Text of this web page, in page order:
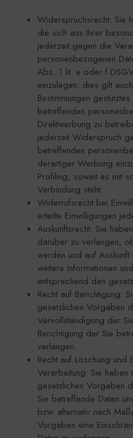
Widerspruchsrecht: Sie
die sich aus Ihrer
jederzeit gegen die
personenbezogenen
Abs. 1 lit. e oder f
einzulegen; dies gilt
Bestimmungen
betreffenden
Direktwerbung zu
jederzeit Widerspruch
betreffenden
derartiger Werbung
Profiling, soweit es mit
Verbindung steht.
Widerrufsrecht bei
erteilte Einwilligungen
Auskunftsrecht: Sie
darüber zu verlangen,
werden und auf
weitere Informationen
entsprechend den
Recht auf Berichtigung:
gesetzlichen Vorgaben
Vervollständigung der
Berichtigung der Sie
verlangen.
Recht auf Löschung und
Verarbeitung: Sie
gesetzlichen Vorgaben
Sie betreffende Daten
bzw. alternativ nach
Vorgaben eine